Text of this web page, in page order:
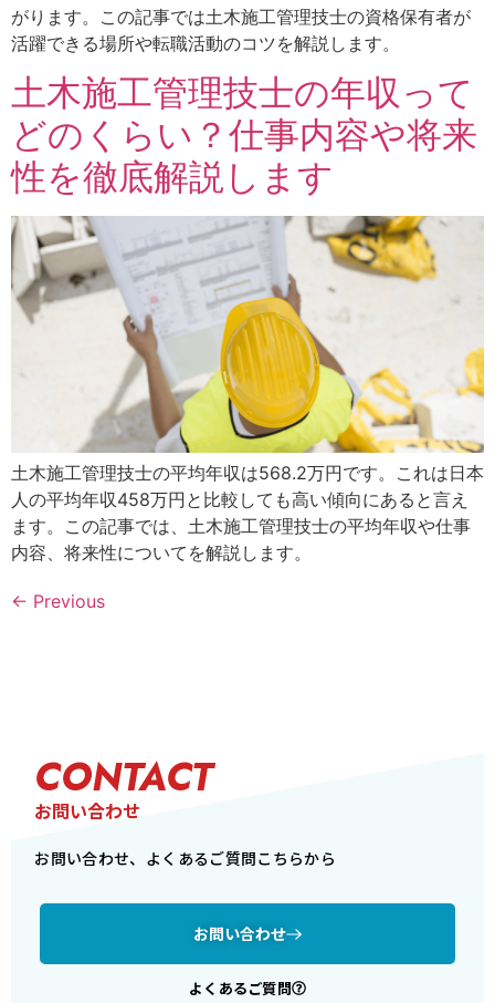
がります。この記事では土木施工管理技士の資格保有者が
活躍できる場所や転職活動のコツを解説します。
土木施工管理技士の年収って
どのくらい？仕事内容や将来
性を徹底解説します
土木施工管理技士の平均年収は568.2万円です。これは日本
人の平均年収458万円と比較しても高い傾向にあると言え
ます。この記事では、土木施工管理技士の平均年収や仕事
内容、将来性についてを解説します。
← Previous
CONTACT
お問い合わせ
お問い合わせ、よくあるご質問こちらから
お問い合わせ
よくあるご質問